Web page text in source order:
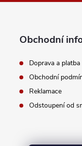
Obchodní
Doprava a platba
Obchodní
Reklamace
Odstoupení od